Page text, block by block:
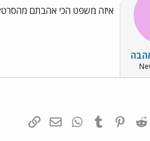
איזה משפט הכי אהבתם
Twitter
Reddit
Pinterest
Tumblr
WhatsAppדואר אלקטרוני